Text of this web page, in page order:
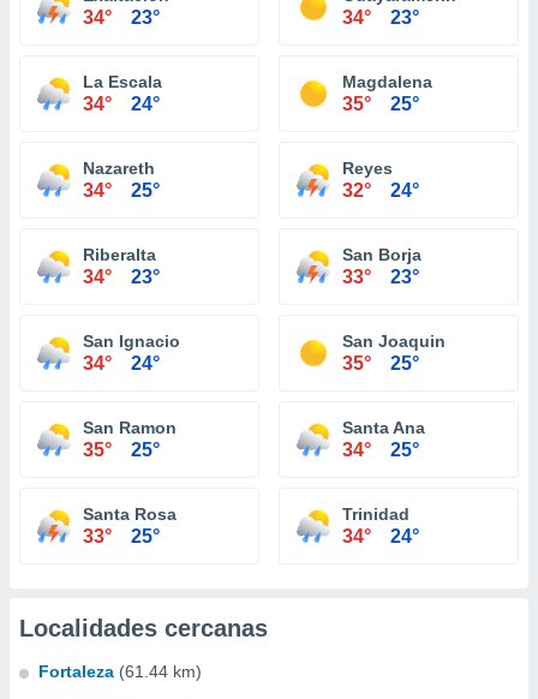
34° 23° 34° 23°
La Escala
34° 24°
Magdalena
35° 25°
Nazareth
34° 25°
Reyes
32° 24°
Riberalta
34° 23°
San Borja
33° 23°
San Ignacio
34° 24°
San Joaquin
35° 25°
San Ramon
35° 25°
Santa Ana
34° 25°
Santa Rosa
33° 25°
Trinidad
34° 24°
Localidades cercanas
Fortaleza (61.44 km)